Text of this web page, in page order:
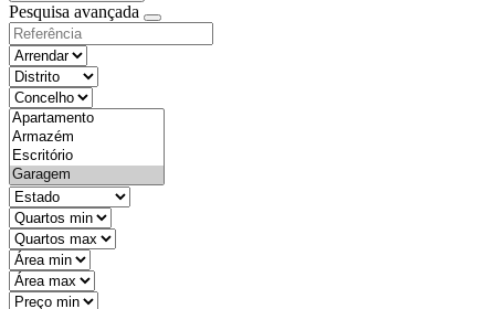
Pesquisa avançada
objective
districtId
countyId
types
state
mintypo
maxtypo
minarea
maxarea
minprice